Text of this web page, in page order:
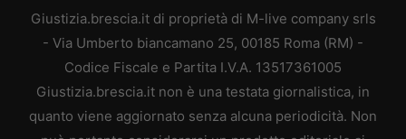
Giustizia.brescia.it di proprietà di M-live company srls
- Via Umberto biancamano 25, 00185 Roma (RM) -
Codice Fiscale e Partita I.V.A. 13517361005
Giustizia.brescia.it non è una testata giornalistica, in
quanto viene aggiornato senza alcuna periodicità. Non